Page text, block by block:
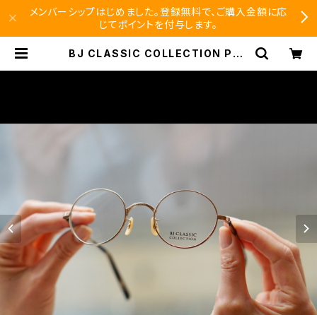
メンバーシップはじめました。登録無料で、ご購入金額に応
じてポイントを付与します。
BJ CLASSIC COLLECTION PRE